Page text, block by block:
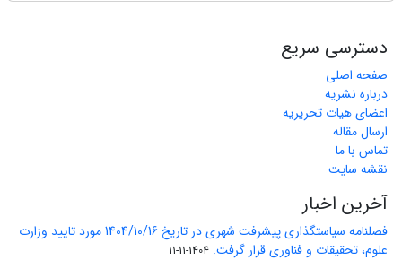
دسترسی سریع
صفحه اصلی
درباره نشریه
اعضای هیات تحریریه
ارسال مقاله
تماس با ما
نقشه سایت
آخرین اخبار
فصلنامه سیاستگذاری پیشرفت شهری در تاریخ 1404/10/16 مورد تایید وزارت
علوم، تحقیقات و فناوری قرار گرفت. 1404-11-11